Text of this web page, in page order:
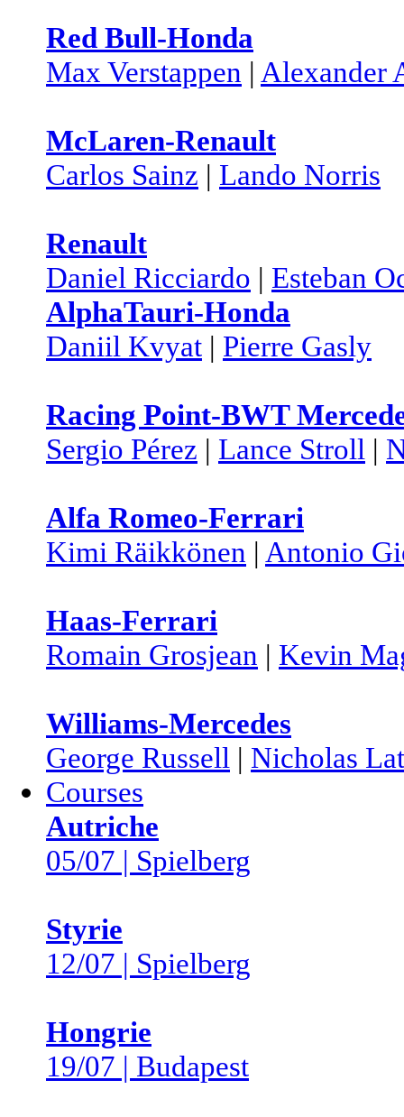
Red Bull-Honda
Max Verstappen | Alexander
McLaren-Renault
Carlos Sainz | Lando Norris
Renault
Daniel Ricciardo | Esteban
AlphaTauri-Honda
Daniil Kvyat | Pierre Gasly
Racing Point-BWT
Sergio Pérez | Lance Stroll |
Alfa Romeo-Ferrari
Kimi Räikkönen | Antonio
Haas-Ferrari
Romain Grosjean | Kevin
Williams-Mercedes
George Russell | Nicholas
Courses
Autriche
05/07 | Spielberg
Styrie
12/07 | Spielberg
Hongrie
19/07 | Budapest